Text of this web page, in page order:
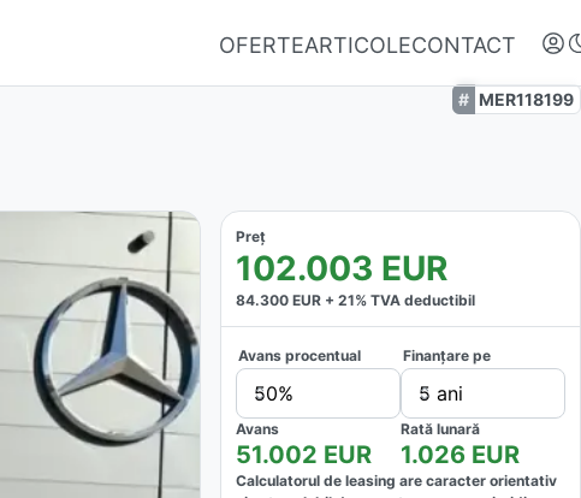
OFERTEARTICOLECONTACT
Autentifică-te
Nu ai oferte favorite
MER118199
Preț
102.003 EUR
84.300 EUR + 21% TVA deductibil
Avans procentual
50%
Finanțare pe
5 ani
Avans
51.002 EUR
Rată lunară
1.026 EUR
Calculatorul de leasing are caracter orientativ